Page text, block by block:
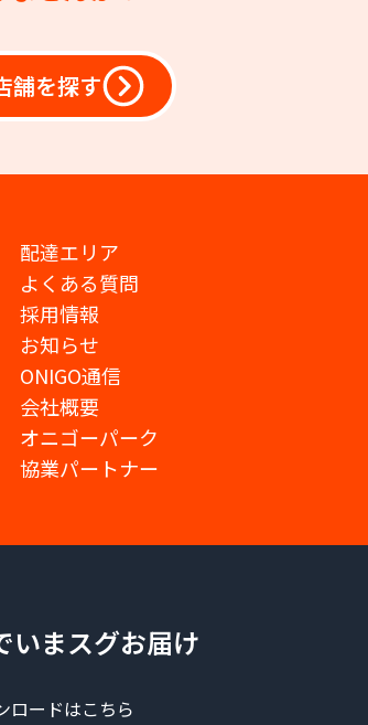
舗を探す
配達エリア
よくある質問
採用情報
お知らせ
ONIGO通信
会社概要
オニゴーパーク
協業パートナー
いまスグお届け
ロードはこちら